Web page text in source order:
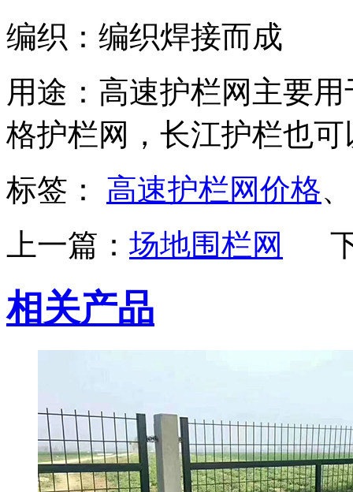
编织：编织焊接而成
用途：高速护栏网主要
格护栏网，长江护栏也
标签： 高速护栏网价格
上一篇： 场地围栏网
相关产品